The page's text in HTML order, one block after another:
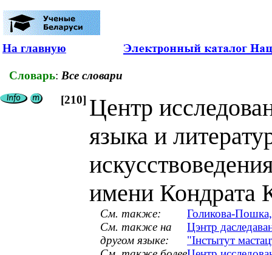
На главную
Словарь: Все словари
[210] Центр
языка и
имени Кондрата
См. также:
Голикова-
См. также на
другом языке:
Цэнтр
"Інстытут